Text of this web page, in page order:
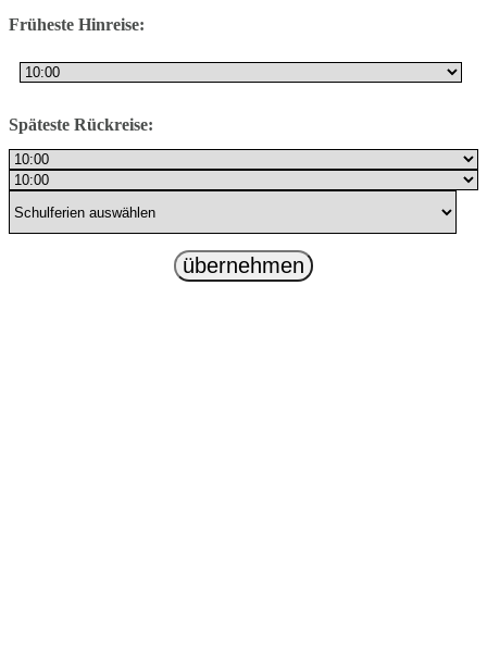
Früheste Hinreise:
Späteste Rückreise:
übernehmen